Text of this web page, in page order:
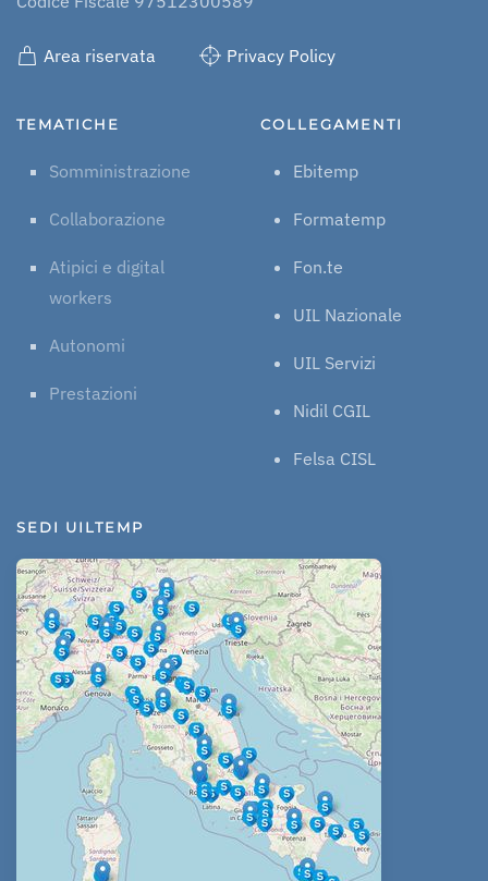
Area riservata Privacy Policy
TEMATICHE
Somministrazione
Collaborazione
Atipici e digital
workers
Autonomi
Prestazioni
COLLEGAMENTI
Ebitemp
Formatemp
Fon.te
UIL Nazionale
UIL Servizi
Nidil CGIL
Felsa CISL
SEDI UILTEMP